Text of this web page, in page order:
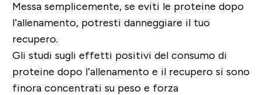
Messa semplicemente, se eviti le proteine dopo
l’allenamento, potresti danneggiare il tuo
recupero.
Gli studi sugli effetti positivi del consumo di
proteine dopo l’allenamento e il recupero si sono
finora concentrati su peso e forza